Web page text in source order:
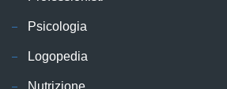
Psicologia
Logopedia
Nutrizione